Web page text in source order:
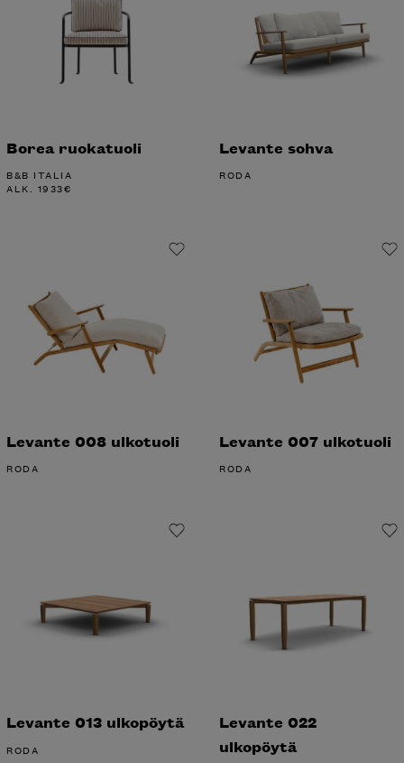
Borea ruokatuoli
B&B ITALIA
ALK. 1933€
Levante sohva
RODA
Levante 008 ulkotuoli
RODA
Levante 007 ulkotuoli
RODA
Levante 013 ulkopöytä
RODA
Levante 022
ulkopöytä